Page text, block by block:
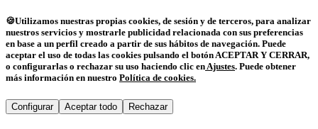
🍪Utilizamos nuestras propias cookies, de sesión y de terceros, para analizar
nuestros servicios y mostrarle publicidad relacionada con sus preferencias
en base a un perfil creado a partir de sus hábitos de navegación. Puede
aceptar el uso de todas las cookies pulsando el botón ACEPTAR Y CERRAR,
o configurarlas o rechazar su uso haciendo clic enAjustes. Puede obtener
más información en nuestro Política de cookies.
Configurar Aceptar todo Rechazar